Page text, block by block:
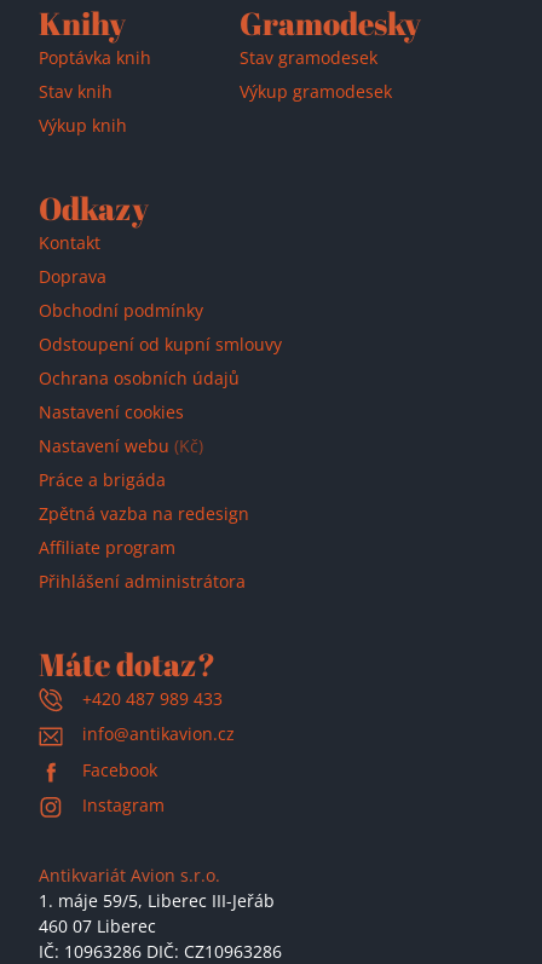
Knihy
Poptávka knih
Stav knih
Výkup knih
Gramodesky
Stav gramodesek
Výkup gramodesek
Odkazy
Kontakt
Doprava
Obchodní podmínky
Odstoupení od kupní smlouvy
Ochrana osobních údajů
Nastavení cookies
Nastavení webu (Kč)
Práce a brigáda
Zpětná vazba na redesign
Affiliate program
Přihlášení administrátora
Máte dotaz?
+420 487 989 433
info@antikavion.cz
Facebook
Instagram
Antikvariát Avion s.r.o.
1. máje 59/5, Liberec III-Jeřáb
460 07 Liberec
IČ: 10963286 DIČ: CZ10963286